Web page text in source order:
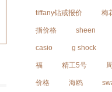
tiffany钻戒报价 梅
指价格 sheen
casio g shock
福 精工5号
价格 海鸥